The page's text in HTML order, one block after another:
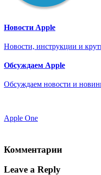
Новости Apple
Новости, инструкции и
Обсуждаем Apple
Обсуждаем новости и
Apple One
Комментарии
Leave a Reply